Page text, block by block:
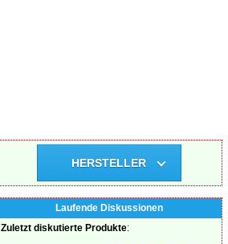
HERSTELLER
Laufende Diskussionen
Zuletzt diskutierte Produkte: